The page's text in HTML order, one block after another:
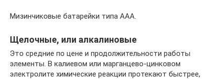
Мизинчиковые батарейки типа ААА.
Щелочные, или алкалиновые
Это средние по цене и продолжительности работы
элементы. В калиевом или марганцево-цинковом
электролите химические реакции протекают быстрее,